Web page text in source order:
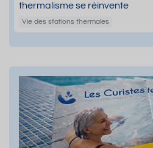
thermalisme se réinvente
Vie des stations thermales